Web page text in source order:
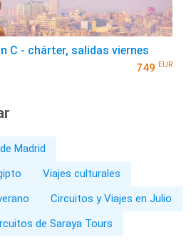
C - chárter, salidas viernes
749 EUR
Madrid
Viajes culturales
Circuitos y Viajes en Julio
de Saraya Tours